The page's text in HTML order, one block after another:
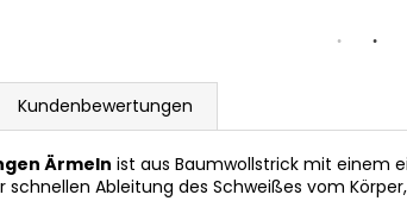
Kundenbewertungen
Ärmeln ist aus Baumwollstrick mit einem
Ableitung des Schweißes vom